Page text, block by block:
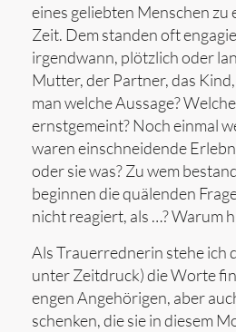
eines geliebten Menschen
Zeit. Dem standen oft
irgendwann, plötzlich oder
Mutter, der Partner, das
man welche Aussage?
ernstgemeint? Noch einmal
waren einschneidende
oder sie was? Zu wem
beginnen die quälenden
nicht reagiert, als …? Warum
Als Trauerrednerin stehe ich
unter Zeitdruck) die Worte
engen Angehörigen, aber
schenken, die sie in diesem